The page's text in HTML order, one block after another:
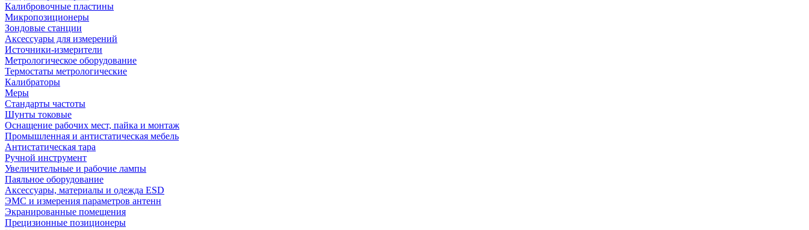
Калибровочные пластины
Микропозиционеры
Зондовые станции
Аксессуары для измерений
Источники-измерители
Метрологическое оборудование
Термостаты метрологические
Калибраторы
Меры
Стандарты частоты
Шунты токовые
Оснащение рабочих мест, пайка и монтаж
Промышленная и антистатическая мебель
Антистатическая тара
Ручной инструмент
Увеличительные и рабочие лампы
Паяльное оборудование
Аксессуары, материалы и одежда ESD
ЭМС и измерения параметров антенн
Экранированные помещения
Прецизионные позиционеры